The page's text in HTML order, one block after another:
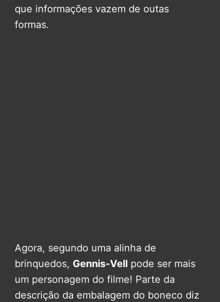
que informações vazem de outas
formas.
Agora, segundo uma alinha de
brinquedos, Gennis-Vell pode ser mais
um personagem do filme! Parte da
descrição da embalagem do boneco diz